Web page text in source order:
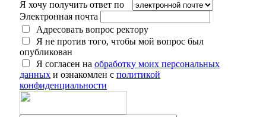
Я хочу получить ответ по
Электронная почта
Адресовать вопрос ректору
Я не против того, чтобы мой вопрос был
опубликован
Я согласен на обработку моих персональных
данных и ознакомлен с политикой
конфиденциальности